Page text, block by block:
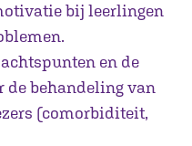
bij leerlingen
en de
behandeling van
(comorbiditeit,